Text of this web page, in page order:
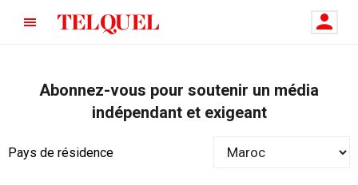
Abonnez-vous pour soutenir un média
indépendant et exigeant
Pays de résidence